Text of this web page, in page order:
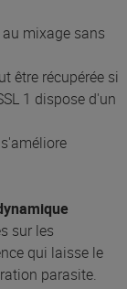
mixage sans
être récupérée si
1 dispose d'un
sur les
qui laisse le
parasite.